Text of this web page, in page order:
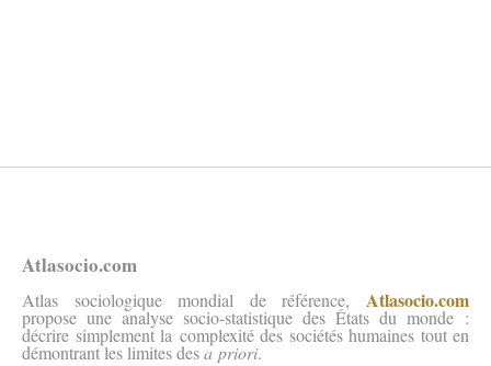
Atlasocio.com
Atlas sociologique mondial de référence, Atlasocio.com
propose une analyse socio-statistique des États du monde :
décrire simplement la complexité des sociétés humaines tout en
démontrant les limites desa priori.